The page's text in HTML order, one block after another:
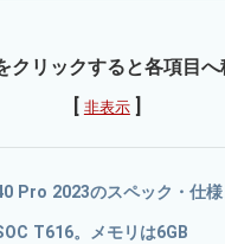
クリックすると各項目
非表示
Pro 2023のスペック・仕様
T616。メモリは6GB